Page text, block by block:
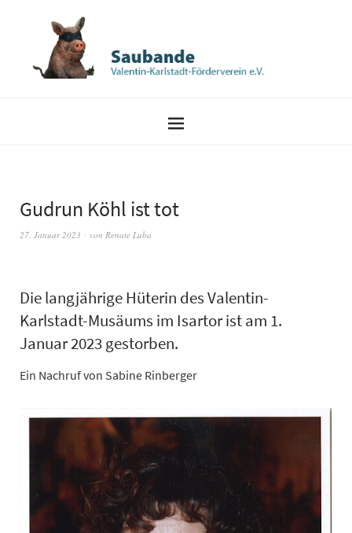
Gudrun Köhl ist tot
27. Januar 2023 von Renate Luba
Die langjährige Hüterin des Valentin-
Karlstadt-Musäums im Isartor ist am 1.
Januar 2023 gestorben.
Ein Nachruf von Sabine Rinberger